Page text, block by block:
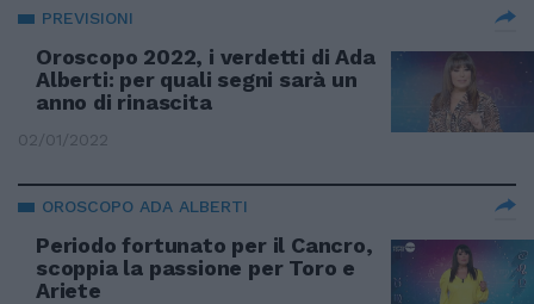
PREVISIONI
Oroscopo 2022, i verdetti di Ada
Alberti: per quali segni sarà un
anno di rinascita
02/01/2022
OROSCOPO ADA ALBERTI
Periodo fortunato per il Cancro,
scoppia la passione per Toro e
Ariete